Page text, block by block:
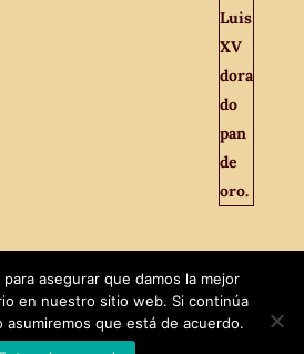
asegurar que damos la mejor
en nuestro sitio web. Si continúa
asumiremos que está de acuerdo.